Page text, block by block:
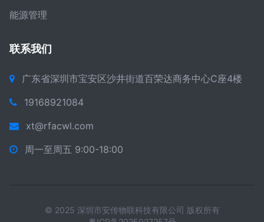
能源管理
联系我们
广东省深圳市宝安区沙井街道百荣达商务中心C座4楼
19168921084
xt@rfacwl.com
周一至周五 9:00-18:00
© 2025 深圳市安传物联科技有限公司 版权所有